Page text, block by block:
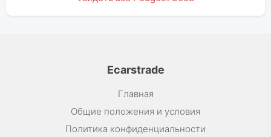
Ecarstrade
Главная
Общие положения и условия
Политика конфиденциальности